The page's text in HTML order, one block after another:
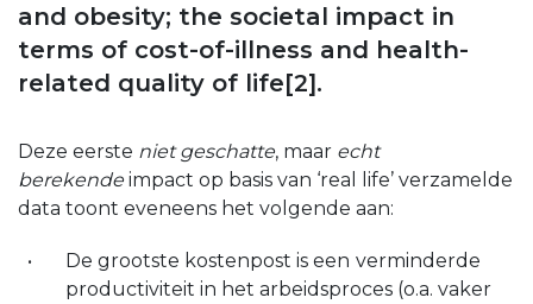
and obesity; the societal impact in
terms of cost-of-illness and health-
related quality of life[2].
Deze eerste niet geschatte, maar echt
berekendeimpact op basis van ‘real life’ verzamelde
data toont eveneens het volgende aan:
De grootste kostenpost is een verminderde
productiviteit in het arbeidsproces (o.a. vaker